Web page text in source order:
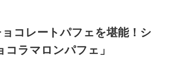
コレートパフェを堪能！シ
ラマロンパフェ」